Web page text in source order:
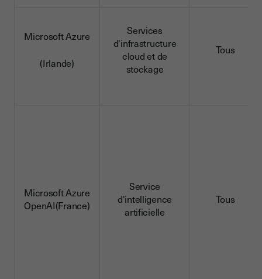
Microsoft Azure
(Irlande)
Services
d'infrastructure
cloud et de
stockage
Tous
Microsoft Azure
OpenAI(France)
Service
d'intelligence
artificielle
Tous